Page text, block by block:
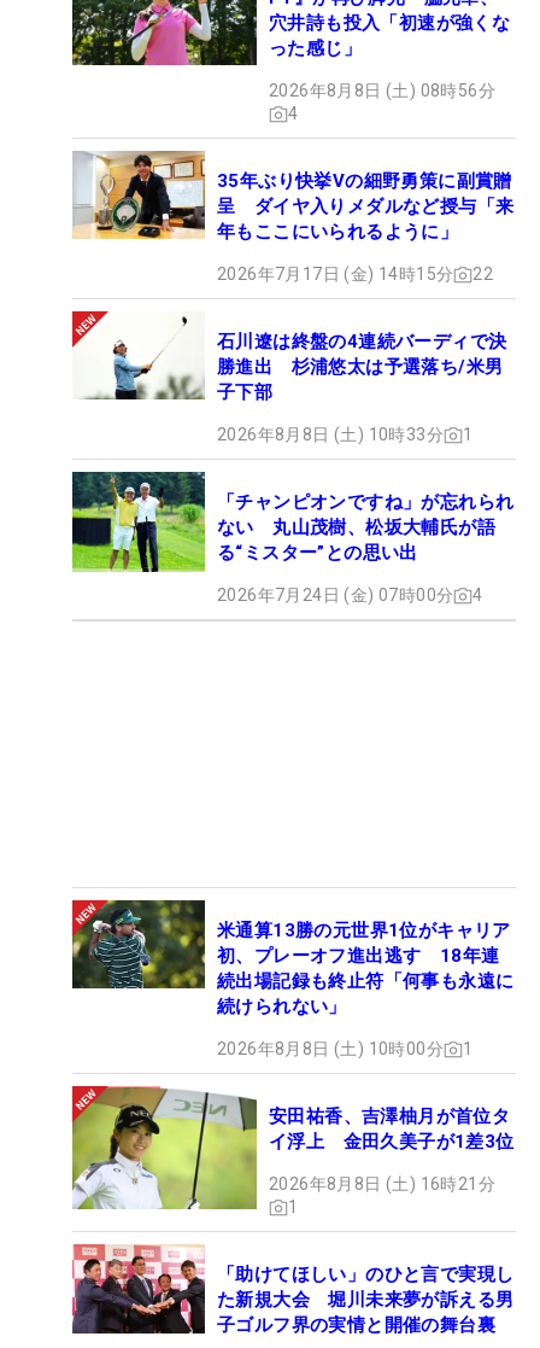
穴井詩も投入「初速が強くな
った感じ」
2026年8月8日 (土) 08時56分
4
35年ぶり快挙Vの細野勇策に副賞贈
呈 ダイヤ入りメダルなど授与「来
年もここにいられるように」
2026年7月17日 (金) 14時15分 22
石川遼は終盤の4連続バーディで決
勝進出 杉浦悠太は予選落ち/米男
子下部
2026年8月8日 (土) 10時33分 1
「チャンピオンですね」が忘れられ
ない 丸山茂樹、松坂大輔氏が語
る“ミスター”との思い出
2026年7月24日 (金) 07時00分 4
米通算13勝の元世界1位がキャリア
初、プレーオフ進出逃す 18年連
続出場記録も終止符「何事も永遠に
続けられない」
2026年8月8日 (土) 10時00分 1
安田祐香、吉澤柚月が首位タ
イ浮上 金田久美子が1差3位
2026年8月8日 (土) 16時21分
1
「助けてほしい」のひと言で実現し
た新規大会 堀川未来夢が訴える男
子ゴルフ界の実情と開催の舞台裏